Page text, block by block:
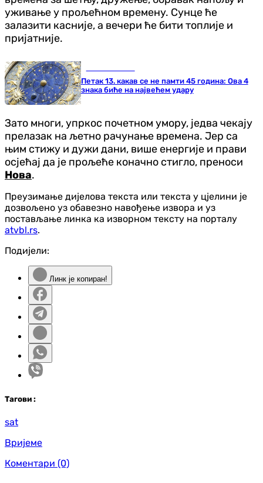
уживање у прољећном времену. Сунце ће
залазити касније, а вечери ће бити топлије и
пријатније.
Петак 13. какав се не памти 45 година: Ова 4
знака биће на највећем удару
Зато многи, упркос почетном умору, једва чекају
прелазак на љетно рачунање времена. Јер са
њим стижу и дужи дани, више енергије и прави
осјећај да је прољеће коначно стигло, преноси
Нова.
Преузимање дијелова текста или текста у цјелини је
дозвољено уз обавезно навођење извора и уз
постављање линка ка изворном тексту на порталу
atvbl.rs.
Подијели:
Линк је копиран!
Тагови :
sat
Вријеме
Коментари (0)